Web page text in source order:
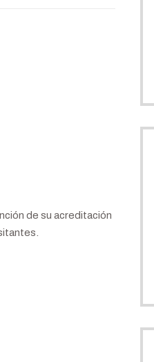
de su acreditación